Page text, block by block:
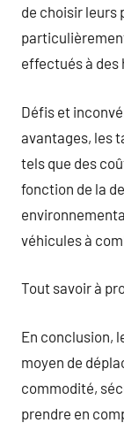
de choisir leurs
effectués à des
Défis et
avantages, les
tels que des
fonction de la
véhicules à
Tout savoir à
En conclusion,
moyen de
commodité,
prendre en